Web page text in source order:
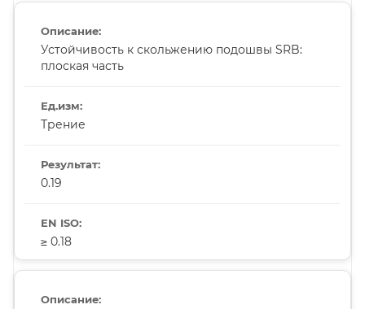
Устойчивость к скольжению подошвы SRB:
плоская часть
Трение
0.19
≥ 0.18